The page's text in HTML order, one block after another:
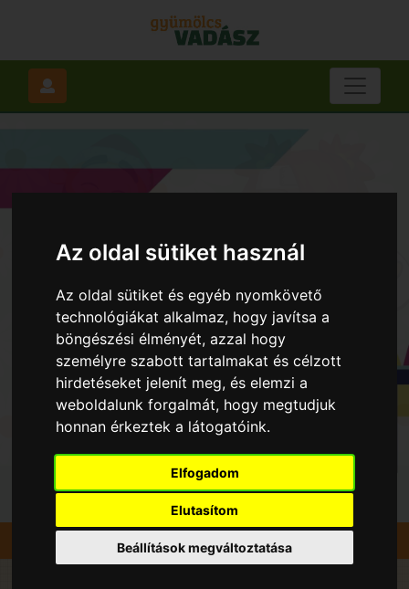
Az oldal sütiket használ
Az oldal sütiket és egyéb nyomkövető
technológiákat alkalmaz, hogy javítsa a
böngészési élményét, azzal hogy
személyre szabott tartalmakat és célzott
hirdetéseket jelenít meg, és elemzi a
weboldalunk forgalmát, hogy megtudjuk
honnan érkeztek a látogatóink.
Elfogadom
Elutasítom
Beállítások megváltoztatása
Szedd magad Szilva Kecskemét